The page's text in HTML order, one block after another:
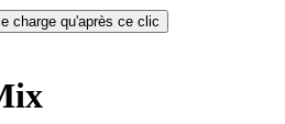
charge qu'après ce clic